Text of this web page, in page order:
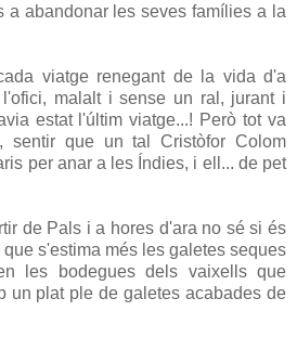
a abandonar les seves famílies a la
viatge renegant de la vida d'a
malalt i sense un ral, jurant i
estat l'últim viatge...! Però tot va
sentir que un tal Cristòfor Colom
per anar a les Índies, i ell... de pet
de Pals i a hores d'ara no sé si és
s'estima més les galetes seques
les bodegues dels vaixells que
un plat ple de galetes acabades de